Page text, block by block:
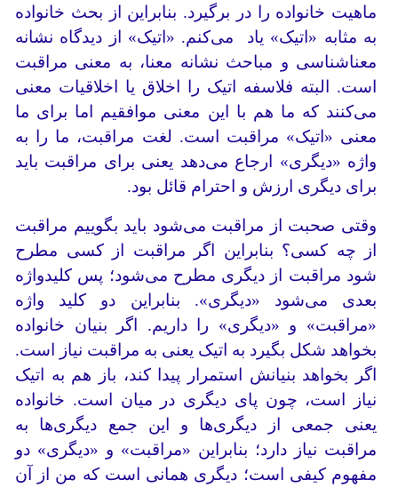
ماهیت خانواده را در برگیرد. بنابراین از بحث خانواده
به مثابه «اتیک» یاد می‌کنم. «اتیک» از دیدگاه نشانه
معناشناسی و مباحث نشانه معنا، به معنی مراقبت
است. البته فلاسفه اتیک را اخلاق یا اخلاقیات معنی
می‌کنند که ما هم با این معنی موافقیم اما برای ما
معنی «اتیک» مراقبت است. لغت مراقبت، ما را به
واژه «دیگری» ارجاع می‌دهد یعنی برای مراقبت باید
برای دیگری ارزش و احترام قائل بود.
وقتی صحبت از مراقبت می‌شود باید بگوییم مراقبت
از چه کسی؟ بنابراین اگر مراقبت از کسی مطرح
شود مراقبت از دیگری مطرح می‌شود؛ پس کلیدواژه
بعدی می‌شود «دیگری». بنابراین دو کلید واژه
«مراقبت» و «دیگری» را داریم. اگر بنیان خانواده
بخواهد شکل بگیرد به اتیک یعنی به مراقبت نیاز است.
اگر بخواهد بنیانش استمرار پیدا کند، باز هم به اتیک
نیاز است، چون پای دیگری در میان است. خانواده
یعنی جمعی از دیگری‌ها و این جمع دیگری‌ها به
مراقبت نیاز دارد؛ بنابراین «مراقبت» و «دیگری» دو
مفهوم کیفی است؛ دیگری همانی است که من از آن